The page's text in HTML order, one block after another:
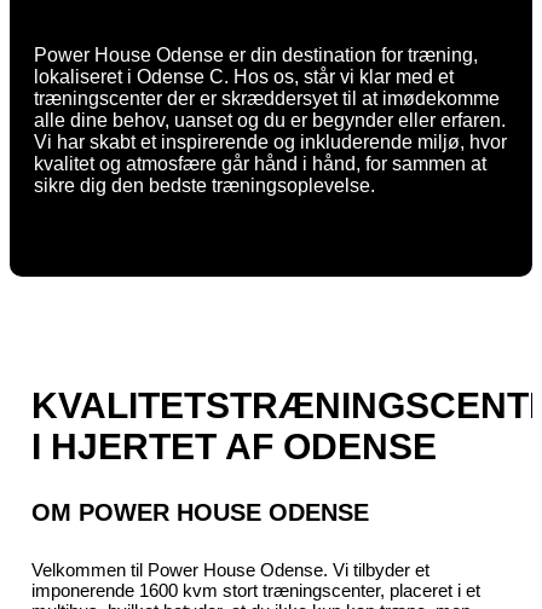
Power House Odense er din destination for træning,
lokaliseret i Odense C. Hos os, står vi klar med et
træningscenter der er skræddersyet til at imødekomme
alle dine behov, uanset og du er begynder eller erfaren.
Vi har skabt et inspirerende og inkluderende miljø, hvor
kvalitet og atmosfære går hånd i hånd, for sammen at
sikre dig den bedste træningsoplevelse.
I HJERTET AF ODENSE
OM POWER HOUSE ODENSE
Velkommen til Power House Odense. Vi tilbyder et
imponerende 1600 kvm stort træningscenter, placeret i et